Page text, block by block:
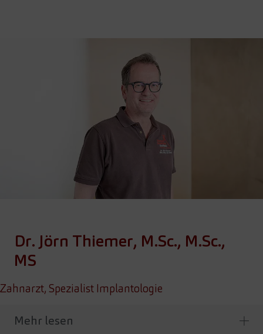
Dr. Jörn Thiemer, M.Sc., M.Sc.,
MS
Zahnarzt, Spezialist Implantologie
Mehr lesen